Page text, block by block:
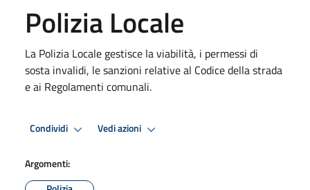
Polizia Locale
La Polizia Locale gestisce la viabilità, i permessi di
sosta invalidi, le sanzioni relative al Codice della strada
e ai Regolamenti comunali.
Condividi Vedi azioni
Argomenti: